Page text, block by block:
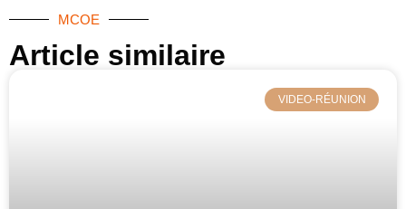
MCOE
Article similaire​
VIDEO-RÉUNION